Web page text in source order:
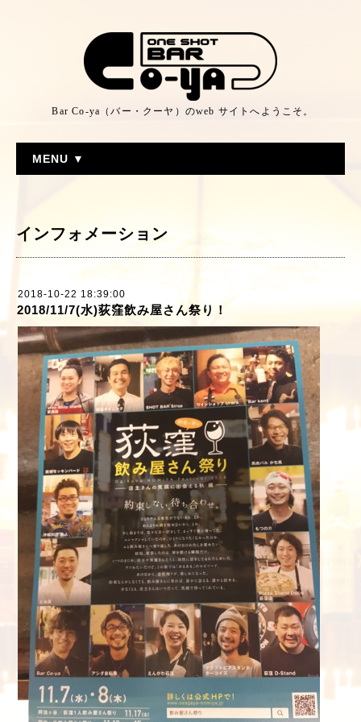
Bar Co-ya（バー・クーヤ）のweb サイトへようこそ。
MENU ▼
インフォメーション
2018-10-22 18:39:00
2018/11/7(水)荻窪飲み屋さん祭り！